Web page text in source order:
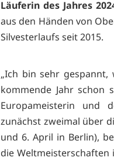
Läuferin des Jahres
aus den Händen von
Silvesterlaufs seit 2015.
„Ich bin sehr
kommende Jahr schon
Europameisterin und
zunächst zweimal über
und 6. April in Berlin),
die Weltmeisterschaften